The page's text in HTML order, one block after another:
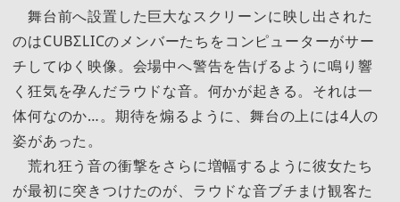
舞台前へ設置した巨大なスクリーンに映し出された
のはCUBΣLICのメンバーたちをコンピューターがサー
チしてゆく映像。会場中へ警告を告げるように鳴り響
く狂気を孕んだラウドな音。何かが起きる。それは一
体何なのか…。期待を煽るように、舞台の上には4人の
姿があった。
荒れ狂う音の衝撃をさらに増幅するように彼女たち
が最初に突きつけたのが、ラウドな音ブチまけ観客た